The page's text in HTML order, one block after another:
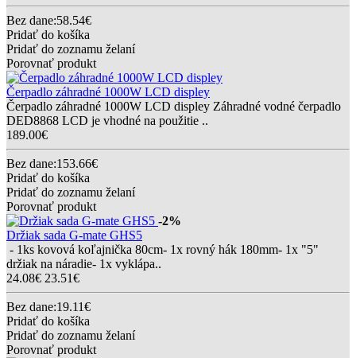
Bez dane:58.54€
Pridať do košíka
Pridať do zoznamu želaní
Porovnať produkt
Čerpadlo záhradné 1000W LCD displey
Čerpadlo záhradné 1000W LCD displey Záhradné vodné čerpadlo
DED8868 LCD je vhodné na použitie ..
189.00€
Bez dane:153.66€
Pridať do košíka
Pridať do zoznamu želaní
Porovnať produkt
-2%
Držiak sada G-mate GHS5
- 1ks kovová koľajnička 80cm- 1x rovný hák 180mm- 1x "5"
držiak na náradie- 1x vyklápa..
24.08€ 23.51€
Bez dane:19.11€
Pridať do košíka
Pridať do zoznamu želaní
Porovnať produkt